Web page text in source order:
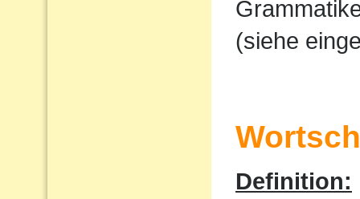
(siehe
Definition: